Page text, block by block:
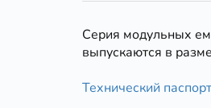
Серия модульных
выпускаются в
Технический